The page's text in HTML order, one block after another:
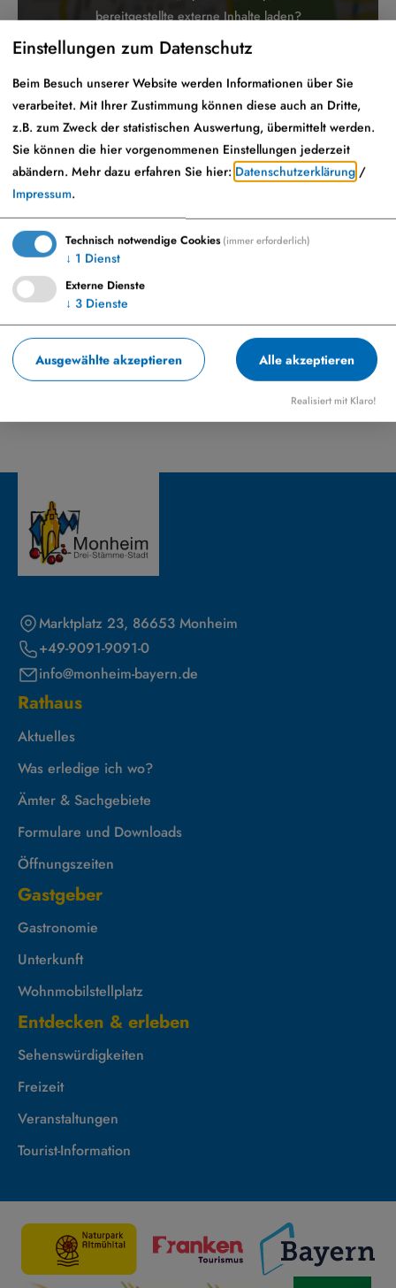
bereitgestellte externe Inhalte laden?
Ja Immer
Bestattungsunternehmen Schöner
Herr Werner Schöner
Östlicher Postweg 5
91799 Langenaltheim
09145 1694
Marktplatz 23, 86653 Monheim
+49-9091-9091-0
info@monheim-bayern.de
Rathaus
Aktuelles
Was erledige ich wo?
Ämter & Sachgebiete
Formulare und Downloads
Öffnungszeiten
Gastgeber
Gastronomie
Unterkunft
Wohnmobilstellplatz
Entdecken & erleben
Sehenswürdigkeiten
Freizeit
Veranstaltungen
Tourist-Information
Einstellungen zum Datenschutz
Beim Besuch unserer Website werden Informationen über Sie
verarbeitet. Mit Ihrer Zustimmung können diese auch an Dritte,
z.B. zum Zweck der statistischen Auswertung, übermittelt werden.
Sie können die hier vorgenommenen Einstellungen jederzeit
abändern. Mehr dazu erfahren Sie hier: Datenschutzerklärung /
Impressum.
Technisch notwendige Cookies(immer erforderlich)
↓ 1 Dienst
Externe Dienste
↓ 3 Dienste
Ausgewählte akzeptieren Alle akzeptieren
Realisiert mit Klaro!